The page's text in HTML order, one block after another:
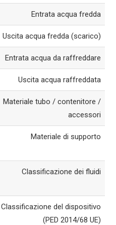
Entrata acqua fredda
Uscita acqua fredda (scarico)
Entrata acqua da raffreddare
Uscita acqua raffreddata
Materiale tubo / contenitore /
accessori
Materiale di supporto
Classificazione dei fluidi
Classificazione del dispositivo
(PED 2014/68 UE)